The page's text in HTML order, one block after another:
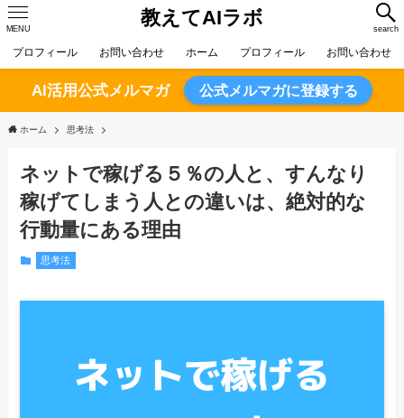
教えてAIラボ search
MENU
プロフィール お問い合わせ ホーム プロフィール お問い合わせ
AI活用公式メルマガ 公式メルマガに登録する
ホーム 思考法
ネットで稼げる５％の人と、すんなり
稼げてしまう人との違いは、絶対的な
行動量にある理由
思考法